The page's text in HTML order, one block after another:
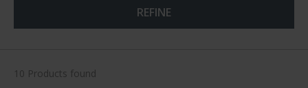
REFINE
10 Products found